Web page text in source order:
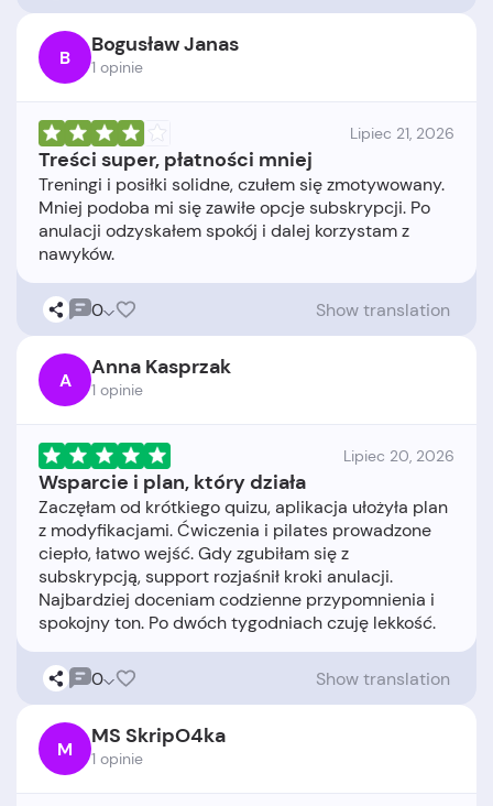
B Bogusław Janas
1 opinie
Lipiec 21, 2026
Treści super, płatności mniej
Treningi i posiłki solidne, czułem się zmotywowany.
Mniej podoba mi się zawiłe opcje subskrypcji. Po
anulacji odzyskałem spokój i dalej korzystam z
0 Show translation
A Anna Kasprzak
1 opinie
Lipiec 20, 2026
Wsparcie i plan, który działa
Zaczęłam od krótkiego quizu, aplikacja ułożyła plan
z modyfikacjami. Ćwiczenia i pilates prowadzone
ciepło, łatwo wejść. Gdy zgubiłam się z
subskrypcją, support rozjaśnił kroki anulacji.
Najbardziej doceniam codzienne przypomnienia i
0 Show translation
M MS SkripO4ka
1 opinie